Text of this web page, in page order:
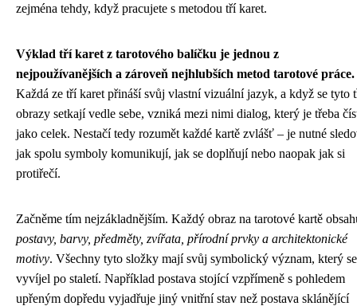
zejména tehdy, když pracujete s metodou tří karet.
Výklad tří karet z tarotového balíčku je jednou z
nejpoužívanějších a zároveň nejhlubších metod tarotové práce.
Každá ze tří karet přináší svůj vlastní vizuální jazyk, a když se tyto
obrazy setkají vedle sebe, vzniká mezi nimi dialog, který je třeba
jako celek. Nestačí tedy rozumět každé kartě zvlášť – je nutné
jak spolu symboly komunikují, jak se doplňují nebo naopak jak si
protiřečí.
Začněme tím nejzákladnějším. Každý obraz na tarotové kartě
postavy, barvy, předměty, zvířata, přírodní prvky a architektonické
motivy. Všechny tyto složky mají svůj symbolický význam, který se
vyvíjel po staletí. Například postava stojící vzpřímeně s pohledem
upřeným dopředu vyjadřuje jiný vnitřní stav než postava sklánějící